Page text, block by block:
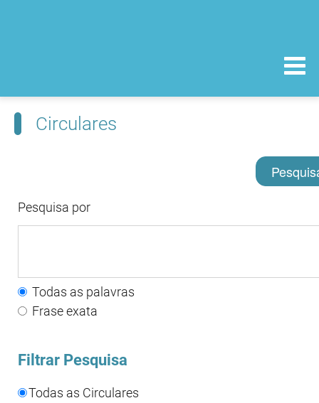
Circulares
Pesquisa por
Todas as palavras
Frase exata
Filtrar Pesquisa
Todas as Circulares